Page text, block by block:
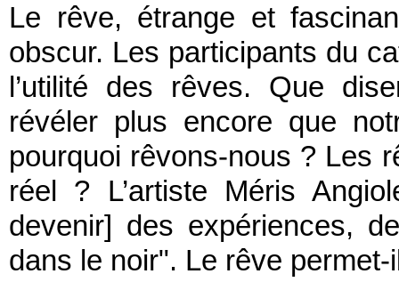
Le rêve, étrange et
obscur. Les participants du
l’utilité des rêves. Que
révéler plus encore que
pourquoi rêvons-nous ? Les
réel ? L’artiste Méris
devenir] des expériences,
dans le noir". Le rêve